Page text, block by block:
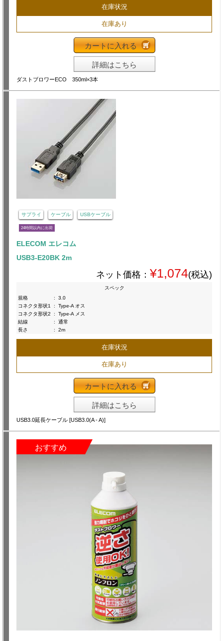
在庫状況
在庫あり
カートに入れる
詳細はこちら
ダストブロワーECO 350ml×3本
サプライ ケーブル USBケーブル
24時間以内に出荷
ELECOM エレコム
USB3-E20BK 2m
ネット価格： ¥1,074(税込)
スペック
規格
:
3.0
コネクタ形状1
:
Type-A オス
コネクタ形状2
:
Type-A メス
結線
:
通常
長さ
: 2m
在庫状況
在庫あり
カートに入れる
詳細はこちら
USB3.0延長ケーブル [USB3.0(A - A)]
おすすめ